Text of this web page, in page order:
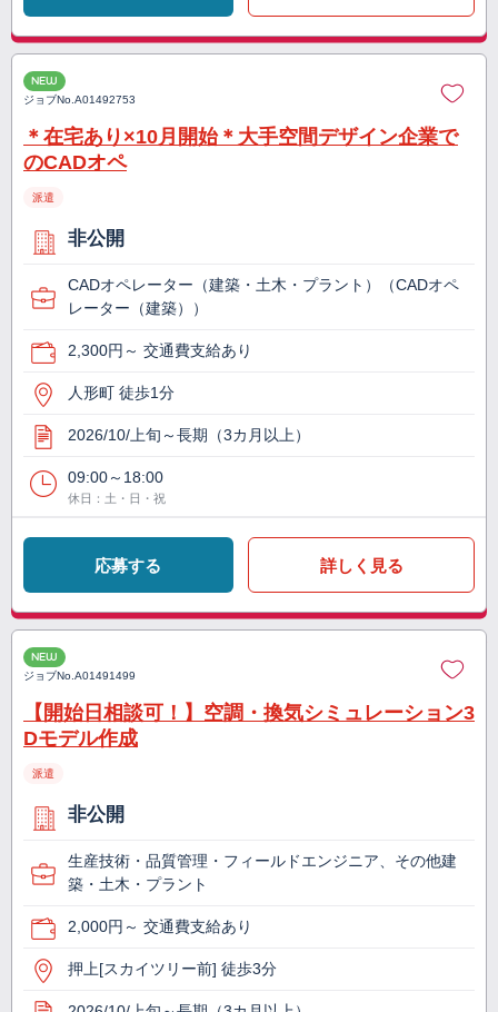
NEW
ジョブNo.A01492753
＊在宅あり×10月開始＊大手空間デザイン企業で
のCADオペ
派遣
非公開
CADオペレーター（建築・土木・プラント）（CADオペ
レーター（建築））
2,300円～ 交通費支給あり
人形町 徒歩1分
2026/10/上旬～長期（3カ月以上）
09:00～18:00
休日：土・日・祝
応募する 詳しく見る
NEW
ジョブNo.A01491499
【開始日相談可！】空調・換気シミュレーション3
Dモデル作成
派遣
非公開
生産技術・品質管理・フィールドエンジニア、その他建
築・土木・プラント
2,000円～ 交通費支給あり
押上[スカイツリー前] 徒歩3分